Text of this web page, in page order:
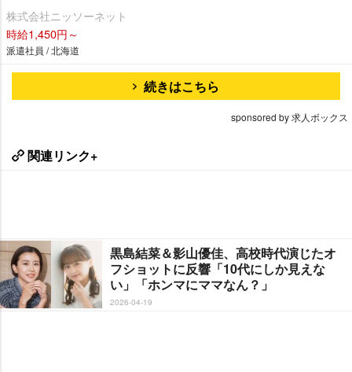
株式会社ニッソーネット
時給1,450円～
派遣社員 / 北海道
続きはこちら
sponsored by 求人ボックス
関連リンク+
黒島結菜＆影山優佳、高校時代演じたオ
フショットに反響「10代にしか見えな
い」「ホンマにママなん？」
2026-04-19